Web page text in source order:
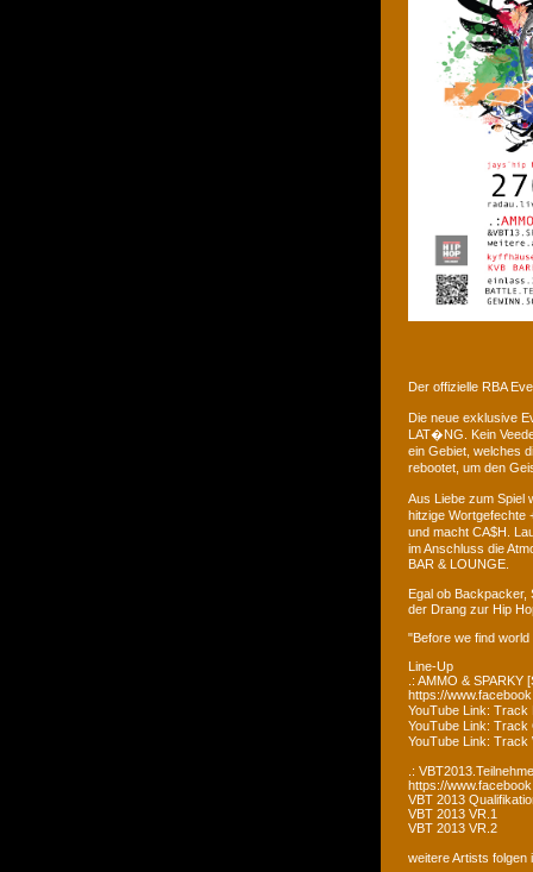
Der offizielle RBA
Die neue exklusive
LAT�NG. Kein
ein Gebiet, welches
rebootet, um den
Aus Liebe zum Spiel
hitzige Wortgefechte
und macht CA$H.
im Anschluss die
BAR & LOUNGE.
Egal ob
der Drang zur Hip
"Before we find
Line-Up
.: AMMO & SPARKY
https://
YouTube Link:
YouTube Link: Track
YouTube Link:
.:
https://
VBT 2013
VBT 2013 VR.1
VBT 2013 VR.2
weitere Artists